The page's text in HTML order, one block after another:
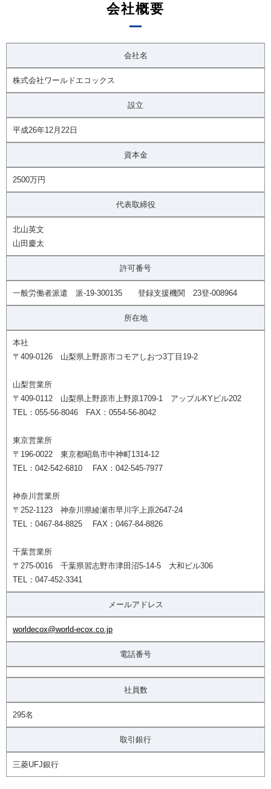
会社概要
会社名
株式会社ワールドエコックス
設立
平成26年12月22日
資本金
2500万円
代表取締役
北山英文
山田慶太
許可番号
一般労働者派遣 派-19-300135 登録支援機関 23登-008964
所在地
本社
〒409-0126 山梨県上野原市コモアしおつ3丁目19-2
山梨営業所
〒409-0112 山梨県上野原市上野原1709-1 アップルKYビル202
TEL：055-56-8046 FAX：0554-56-8042
東京営業所
〒196-0022 東京都昭島市中神町1314-12
TEL：042-542-6810 FAX：042-545-7977
神奈川営業所
〒252-1123 神奈川県綾瀬市早川字上原2647-24
TEL：0467-84-8825 FAX：0467-84-8826
千葉営業所
〒275-0016 千葉県習志野市津田沼5-14-5 大和ビル306
TEL：047-452-3341
メールアドレス
worldecox@world-ecox.co.jp
電話番号
社員数
295名
取引銀行
三菱UFJ銀行